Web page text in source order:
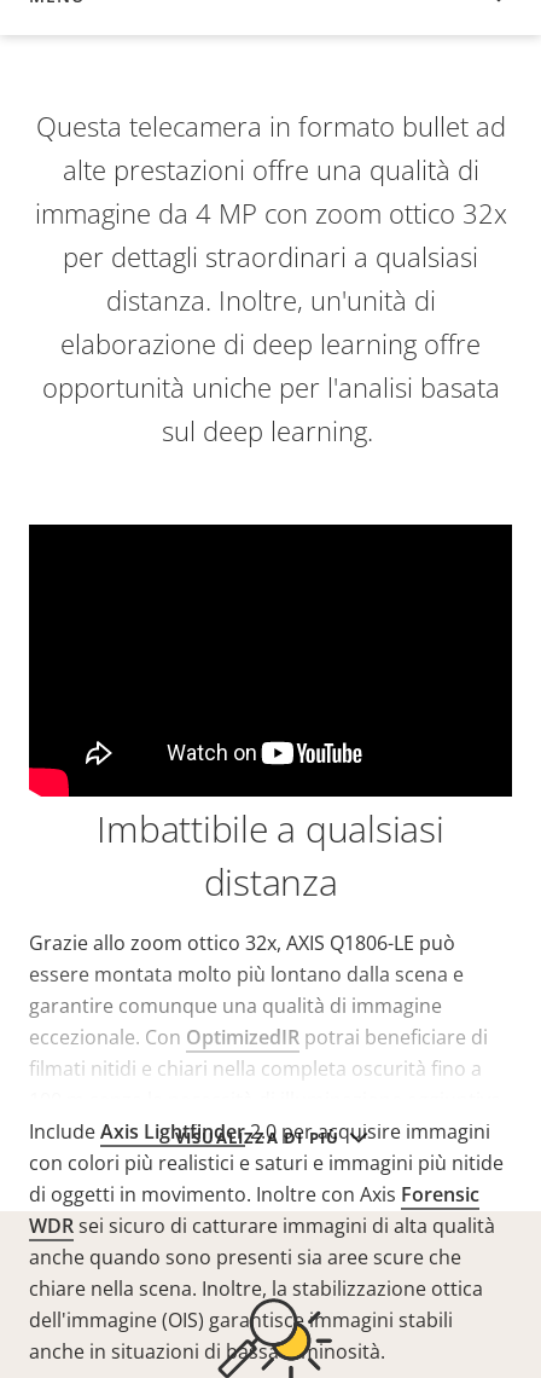
VISUALIZZA DI PIÙ
Questa telecamera in formato bullet ad
alte prestazioni offre una qualità di
immagine da 4 MP con zoom ottico 32x
per dettagli straordinari a qualsiasi
distanza. Inoltre, un'unità di
elaborazione di deep learning offre
opportunità uniche per l'analisi basata
sul deep learning.
Imbattibile a qualsiasi
distanza
Grazie allo zoom ottico 32x, AXIS Q1806-LE può
essere montata molto più lontano dalla scena e
garantire comunque una qualità di immagine
eccezionale. Con OptimizedIR potrai beneficiare di
filmati nitidi e chiari nella completa oscurità fino a
IncludeAxis Lightfinder2.0 per acquisire immagini
con colori più realistici e saturi e immagini più nitide
di oggetti in movimento. Inoltre con Axis Forensic
WDRsei sicuro di catturare immagini di alta qualità
anche quando sono presenti sia aree scure che
chiare nella scena. Inoltre, la stabilizzazione ottica
dell'immagine (OIS) garantisce immagini stabili
anche in situazioni di bassa luminosità.